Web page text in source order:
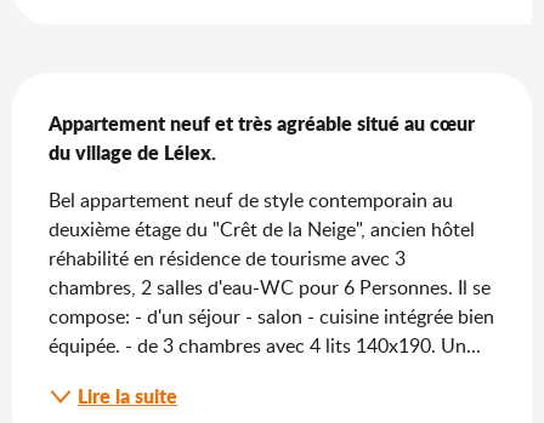
Appartement neuf et très agréable situé au cœur
du village de Lélex.
Bel appartement neuf de style contemporain au
deuxième étage du "Crêt de la Neige", ancien hôtel
réhabilité en résidence de tourisme avec 3
chambres, 2 salles d'eau-WC pour 6 Personnes. Il se
compose: - d'un séjour - salon - cuisine intégrée bien
équipée. - de 3 chambres avec 4 lits 140x190. Un...
Lire la suite